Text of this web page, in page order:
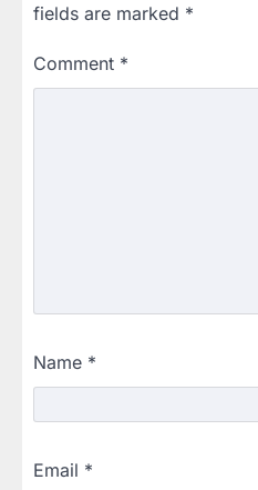
fields are marked *
Comment *
Name *
Email *